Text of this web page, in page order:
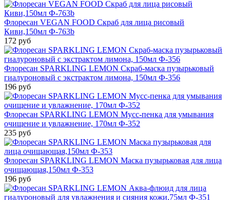
Флоресан VEGAN FOOD Скраб для лица рисовый
Киви,150мл Ф-763b
172 руб
Флоресан SPARKLING LEMON Скраб-маска пузырьковый
гиалуроновый с экстрактом лимона, 150мл Ф-356
196 руб
Флоресан SPARKLING LEMON Мусс-пенка для умывания
очищение и увлажнение, 170мл Ф-352
235 руб
Флоресан SPARKLING LEMON Маска пузырьковая для лица
очищающая,150мл Ф-353
196 руб